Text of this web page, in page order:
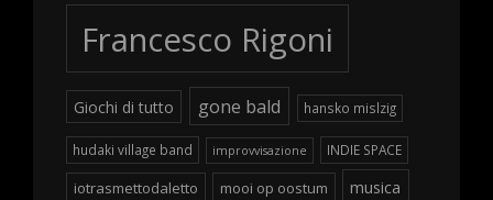
Francesco Rigoni
Giochi di tutto gone bald hansko mislzig
hudaki village band improvvisazione INDIE SPACE
iotrasmettodaletto mooi op oostum musica